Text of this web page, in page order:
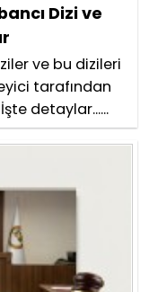
Dizi ve
ve bu dizileri
tarafından
detaylar......